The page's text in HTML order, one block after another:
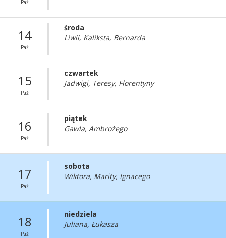
Paź
14
Paź
środa
Liwii, Kaliksta, Bernarda
15
Paź
czwartek
Jadwigi, Teresy, Florentyny
16
Paź
piątek
Gawla, Ambrożego
17
Paź
sobota
Wiktora, Marity, Ignacego
18
Paź
niedziela
Juliana, Łukasza